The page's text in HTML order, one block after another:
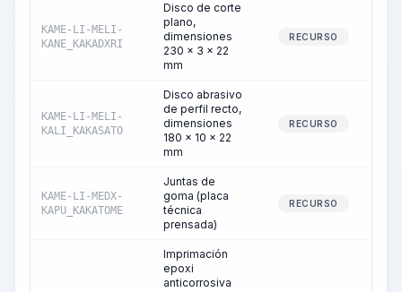
KAME-LI-MELI-
KANE_KAKADXRI
Disco de corte
plano,
dimensiones
230 x 3 x 22
mm
RECURSO
KAME-LI-MELI-
KALI_KAKASATO
Disco abrasivo
de perfil recto,
dimensiones
180 x 10 x 22
mm
RECURSO
KAME-LI-MEDX-
KAPU_KAKATOME
Juntas de
goma (placa
técnica
prensada)
RECURSO
Imprimación
epoxi
anticorrosiva